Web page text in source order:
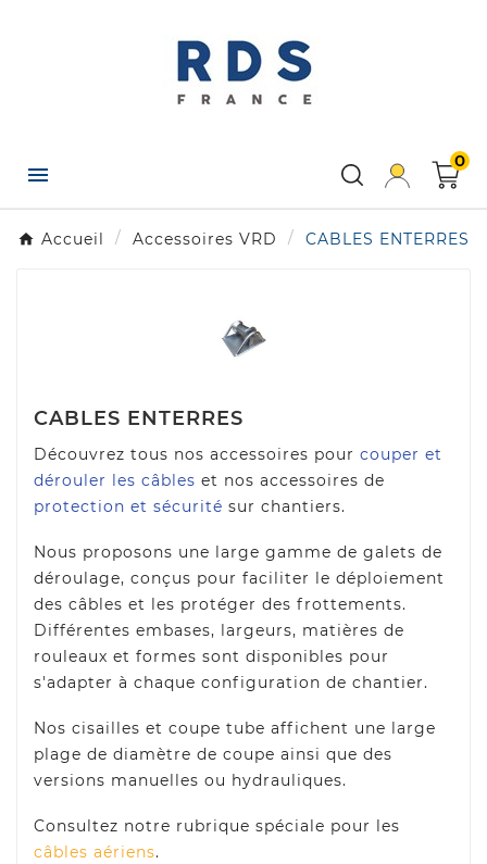

0
Accueil Accessoires VRD CABLES ENTERRES
CABLES ENTERRES
Découvrez tous nos accessoires pour couper et
dérouler les câbles et nos accessoires de
protection et sécurité sur chantiers.
Nous proposons une large gamme de galets de
déroulage, conçus pour faciliter le déploiement
des câbles et les protéger des frottements.
Différentes embases, largeurs, matières de
rouleaux et formes sont disponibles pour
s'adapter à chaque configuration de chantier.
Nos cisailles et coupe tube affichent une large
plage de diamètre de coupe ainsi que des
versions manuelles ou hydrauliques.
Consultez notre rubrique spéciale pour les
câbles aériens.
Créer une liste d'envies
Nom de la liste d'envies